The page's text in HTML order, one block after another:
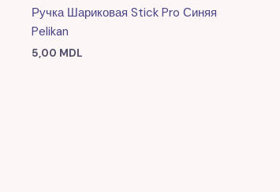
Ручка Шариковая Stick Pro Синяя
Pelikan
5,00 MDL